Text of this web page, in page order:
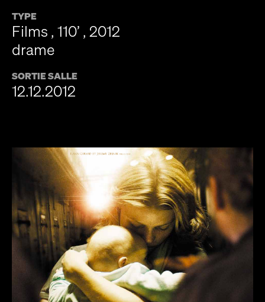
TYPE
Films , 110’ , 2012
drame
SORTIE SALLE
12.12.2012